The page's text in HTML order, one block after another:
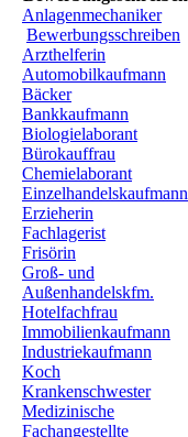
Anlagenmechaniker
Bewerbungsschreiben
Arzthelferin
Automobilkaufmann
Bäcker
Bankkaufmann
Biologielaborant
Bürokauffrau
Chemielaborant
Einzelhandelskaufmann
Erzieherin
Fachlagerist
Frisörin
Groß- und
Außenhandelskfm.
Hotelfachfrau
Immobilienkaufmann
Industriekaufmann
Koch
Krankenschwester
Medizinische
Fachangestellte